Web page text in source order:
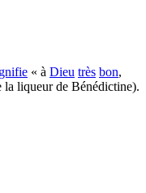
« à Dieu très bon,
la liqueur de Bénédictine).